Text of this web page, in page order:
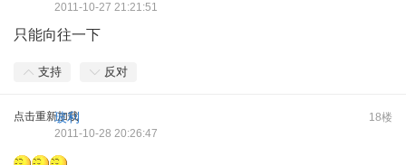
2011-10-27 21:21:51
只能向往一下
支持 反对
点击重新加载 18楼
玻利
2011-10-28 20:26:47